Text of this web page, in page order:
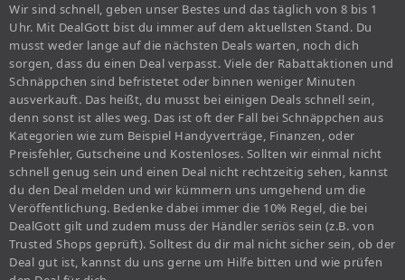
Wir sind schnell, geben unser Bestes und das täglich von 8 bis 1
Uhr. Mit DealGott bist du immer auf dem aktuellsten Stand. Du
musst weder lange auf die nächsten Deals warten, noch dich
sorgen, dass du einen Deal verpasst. Viele der Rabattaktionen und
Schnäppchen sind befristetet oder binnen weniger Minuten
ausverkauft. Das heißt, du musst bei einigen Deals schnell sein,
denn sonst ist alles weg. Das ist oft der Fall bei Schnäppchen aus
Kategorien wie zum Beispiel Handyverträge, Finanzen, oder
Preisfehler, Gutscheine und Kostenloses. Sollten wir einmal nicht
schnell genug sein und einen Deal nicht rechtzeitig sehen, kannst
du den Deal melden und wir kümmern uns umgehend um die
Veröffentlichung. Bedenke dabei immer die 10% Regel, die bei
DealGott gilt und zudem muss der Händler seriös sein (z.B. von
Trusted Shops geprüft). Solltest du dir mal nicht sicher sein, ob der
Deal gut ist, kannst du uns gerne um Hilfe bitten und wie prüfen